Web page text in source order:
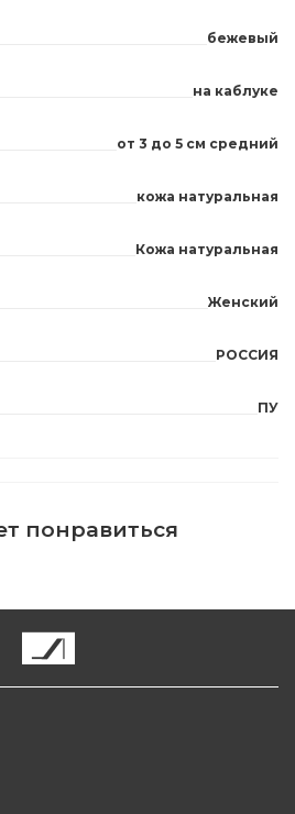
бежевый
на каблуке
от 3 до 5 см средний
кожа натуральная
Кожа натуральная
Женский
РОССИЯ
ПУ
понравиться